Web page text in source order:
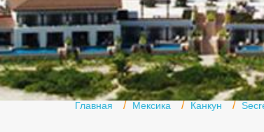
Главная Мексика Канкун
Туры в ОАЭ
Офис г. Москва
Помощь
Подборки отелей